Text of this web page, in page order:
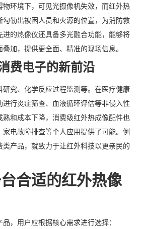
物环境下，可见光摄像机失效，而红外热
勾勒出被困人员和火源的位置，为消防救
进的热像仪还具备多光融合功能，能够将
加，提供更全面、精准的现场信息。
费电子的新前沿
研究、化学反应过程监测等。在医疗健康
行炎症筛查、血液循环评估等非侵入性
熟和成本下降，消费级红外热成像配件也
电故障排查等个人应用提供了可能。例
产品，就致力于让红外科技以更亲民的
合适的红外热像
，用户应根据核心需求进行选择：